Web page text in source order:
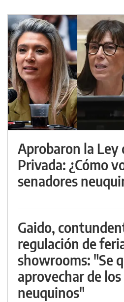
Aprobaron la Ley
Privada: ¿Cómo
senadores
Gaido,
regulación de
showrooms: "Se
aprovechar de
neuquinos"